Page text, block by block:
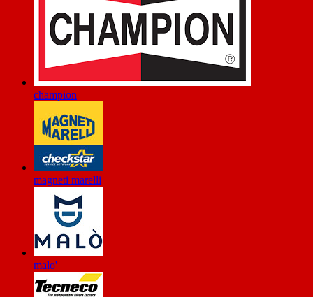
champion
magneti marelli
malo'